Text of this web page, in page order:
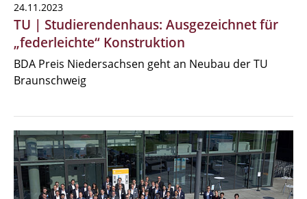
24.11.2023
TU | Studierendenhaus: Ausgezeichnet für
„federleichte“ Konstruktion
BDA Preis Niedersachsen geht an Neubau der TU
Braunschweig